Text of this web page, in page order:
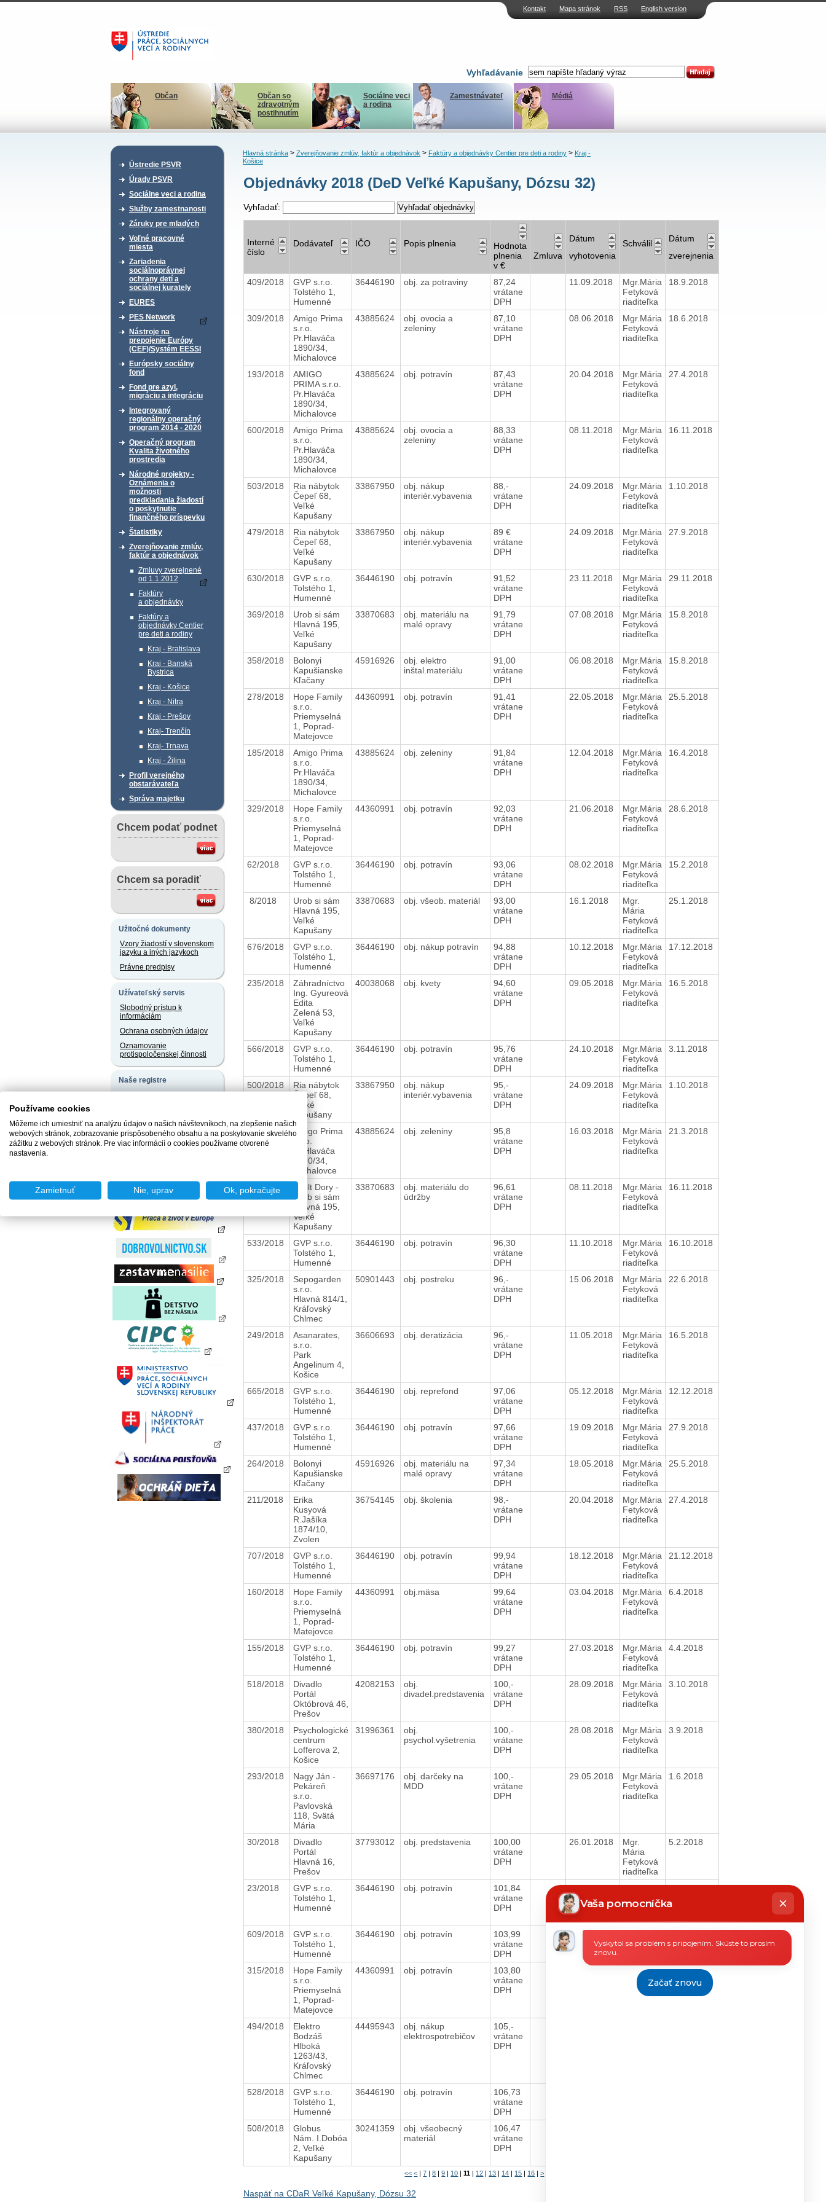
Kontakt Mapa stránok RSS English version
Vyhľadávanie
Občan
Občan so
zdravotným
postihnutím
Sociálne veci
a rodina
Zamestnávateľ Médiá
Ústredie PSVR
Úrady PSVR
Sociálne veci a rodina
Služby zamestnanosti
Záruky pre mladých
Voľné pracovné
miesta
Zariadenia
sociálnoprávnej
ochrany detí a
sociálnej kurately
EURES
PES Network
Nástroje na
prepojenie Európy
(CEF)/Systém EESSI
Európsky sociálny
fond
Fond pre azyl,
migráciu a integráciu
Integrovaný
regionálny operačný
program 2014 - 2020
Operačný program
Kvalita životného
prostredia
Národné projekty -
Oznámenia o
možnosti
predkladania žiadostí
o poskytnutie
finančného príspevku
Štatistiky
Zverejňovanie zmlúv,
faktúr a objednávok
Zmluvy zverejnené
od 1.1.2012
Faktúry
a objednávky
Faktúry a
objednávky Centier
pre deti a rodiny
Kraj - Bratislava
Kraj - Banská
Bystrica
Kraj - Košice
Kraj - Nitra
Kraj - Prešov
Kraj- Trenčín
Kraj- Trnava
Kraj - Žilina
Profil verejného
obstarávateľa
Správa majetku
Chcem podať podnet
Chcem sa poradiť
Užitočné dokumenty
Vzory žiadostí v slovenskom
jazyku a iných jazykoch
Právne predpisy
Užívateľský servis
Slobodný prístup k
informáciám
Ochrana osobných údajov
Oznamovanie
protispoločenskej činnosti
Naše registre
Agentúry podporovaného
zamestnávania
Agentúry dočasného
Chránené dielne a
chránené pracoviská
Hlavná stránka> Zverejňovanie zmlúv, faktúr a objednávok> Faktúry a objednávky Centier pre deti a rodiny> Kraj -
Košice
Objednávky 2018 (DeD Veľké Kapušany, Dózsu 32)
Vyhľadať:
Interné
číslo
Dodávateľ IČO Popis plnenia
Hodnota
plnenia
v €
Zmluva
Dátum
vyhotovenia
Schválil
Dátum
zverejnenia
409/2018
GVP s.r.o.
Tolstého 1,
Humenné
36446190 obj. za potraviny
87,24
vrátane
DPH
11.09.2018
Mgr.Mária
Fetyková
riaditeľka
18.9.2018
309/2018
Amigo Prima
s.r.o.
Pr.Hlaváča
1890/34,
Michalovce
43885624
obj. ovocia a
zeleniny
87,10
vrátane
DPH
08.06.2018
Mgr.Mária
Fetyková
riaditeľka
18.6.2018
193/2018
AMIGO
PRIMA s.r.o.
Pr.Hlaváča
1890/34,
Michalovce
43885624 obj. potravín
87,43
vrátane
DPH
20.04.2018
Mgr.Mária
Fetyková
riaditeľka
27.4.2018
600/2018
Amigo Prima
s.r.o.
Pr.Hlaváča
1890/34,
Michalovce
43885624
obj. ovocia a
zeleniny
88,33
vrátane
DPH
08.11.2018
Mgr.Mária
Fetyková
riaditeľka
16.11.2018
503/2018
Ria nábytok
Čepeľ 68,
Veľké
Kapušany
33867950
obj. nákup
interiér.vybavenia
88,-
vrátane
DPH
24.09.2018
Mgr.Mária
Fetyková
riaditeľka
1.10.2018
479/2018
Ria nábytok
Čepeľ 68,
Veľké
Kapušany
33867950
obj. nákup
interiér.vybavenia
89 €
vrátane
DPH
24.09.2018
Mgr.Mária
Fetyková
riaditeľka
27.9.2018
630/2018
GVP s.r.o.
Tolstého 1,
Humenné
36446190 obj. potravín
91,52
vrátane
DPH
23.11.2018
Mgr.Mária
Fetyková
riaditeľka
29.11.2018
369/2018
Urob si sám
Hlavná 195,
Veľké
Kapušany
33870683
obj. materiálu na
malé opravy
91,79
vrátane
DPH
07.08.2018
Mgr.Mária
Fetyková
riaditeľka
15.8.2018
358/2018
Bolonyi
Kapušianske
Kľačany
45916926
obj. elektro
inštal.materiálu
91,00
vrátane
DPH
06.08.2018
Mgr.Mária
Fetyková
riaditeľka
15.8.2018
278/2018
Hope Family
s.r.o.
Priemyselná
1, Poprad-
Matejovce
44360991 obj. potravín
91,41
vrátane
DPH
22.05.2018
Mgr.Mária
Fetyková
riaditeľka
25.5.2018
185/2018
Amigo Prima
s.r.o.
Pr.Hlaváča
1890/34,
Michalovce
43885624 obj. zeleniny
91,84
vrátane
DPH
12.04.2018
Mgr.Mária
Fetyková
riaditeľka
16.4.2018
329/2018
Hope Family
s.r.o.
Priemyselná
1, Poprad-
Matejovce
44360991 obj. potravín
92,03
vrátane
DPH
21.06.2018
Mgr.Mária
Fetyková
riaditeľka
28.6.2018
62/2018
GVP s.r.o.
Tolstého 1,
Humenné
36446190 obj. potravín
93,06
vrátane
DPH
08.02.2018
Mgr.Mária
Fetyková
riaditeľka
15.2.2018
8/2018
Urob si sám
Hlavná 195,
Veľké
Kapušany
33870683 obj. všeob. materiál
93,00
vrátane
DPH
16.1.2018
Mgr.
Mária
Fetyková
riaditeľka
25.1.2018
676/2018
GVP s.r.o.
Tolstého 1,
Humenné
36446190 obj. nákup potravín
94,88
vrátane
DPH
10.12.2018
Mgr.Mária
Fetyková
riaditeľka
17.12.2018
235/2018
Záhradníctvo
Ing. Gyureová
Edita
Zelená 53,
Veľké
Kapušany
40038068 obj. kvety
94,60
vrátane
DPH
09.05.2018
Mgr.Mária
Fetyková
riaditeľka
16.5.2018
566/2018
GVP s.r.o.
Tolstého 1,
Humenné
36446190 obj. potravín
95,76
vrátane
DPH
24.10.2018
Mgr.Mária
Fetyková
riaditeľka
3.11.2018
500/2018
Ria nábytok
Čepeľ 68,
Veľké
Kapušany
33867950
obj. nákup
interiér.vybavenia
95,-
vrátane
DPH
24.09.2018
Mgr.Mária
Fetyková
riaditeľka
1.10.2018
132/2018
Amigo Prima
s.r.o.
Pr.Hlaváča
1890/34,
Michalovce
43885624 obj. zeleniny
95,8
vrátane
DPH
16.03.2018
Mgr.Mária
Fetyková
riaditeľka
21.3.2018
596/2018
Zsolt Dory -
Urob si sám
Hlavná 195,
Veľké
Kapušany
33870683
obj. materiálu do
údržby
96,61
vrátane
DPH
08.11.2018
Mgr.Mária
Fetyková
riaditeľka
16.11.2018
533/2018
GVP s.r.o.
Tolstého 1,
Humenné
36446190 obj. potravín
96,30
vrátane
DPH
11.10.2018
Mgr.Mária
Fetyková
riaditeľka
16.10.2018
325/2018
Sepogarden
s.r.o.
Hlavná 814/1,
Kráľovský
Chlmec
50901443 obj. postreku
96,-
vrátane
DPH
15.06.2018
Mgr.Mária
Fetyková
riaditeľka
22.6.2018
249/2018
Asanarates,
s.r.o.
Park
Angelinum 4,
Košice
36606693 obj. deratizácia
96,-
vrátane
DPH
11.05.2018
Mgr.Mária
Fetyková
riaditeľka
16.5.2018
665/2018
GVP s.r.o.
Tolstého 1,
Humenné
36446190 obj. reprefond
97,06
vrátane
DPH
05.12.2018
Mgr.Mária
Fetyková
riaditeľka
12.12.2018
437/2018
GVP s.r.o.
Tolstého 1,
Humenné
36446190 obj. potravín
97,66
vrátane
DPH
19.09.2018
Mgr.Mária
Fetyková
riaditeľka
27.9.2018
264/2018
Bolonyi
Kapušianske
Kľačany
45916926
obj. materiálu na
malé opravy
97,34
vrátane
DPH
18.05.2018
Mgr.Mária
Fetyková
riaditeľka
25.5.2018
211/2018
Erika
Kusyová
R.Jašíka
1874/10,
Zvolen
36754145 obj. školenia
98,-
vrátane
DPH
20.04.2018
Mgr.Mária
Fetyková
riaditeľka
27.4.2018
707/2018
GVP s.r.o.
Tolstého 1,
Humenné
36446190 obj. potravín
99,94
vrátane
DPH
18.12.2018
Mgr.Mária
Fetyková
riaditeľka
21.12.2018
160/2018
Hope Family
s.r.o.
Priemyselná
1, Poprad-
Matejovce
44360991 obj.mäsa
99,64
vrátane
DPH
03.04.2018
Mgr.Mária
Fetyková
riaditeľka
6.4.2018
155/2018
GVP s.r.o.
Tolstého 1,
Humenné
36446190 obj. potravín
99,27
vrátane
DPH
27.03.2018
Mgr.Mária
Fetyková
riaditeľka
4.4.2018
518/2018
Divadlo
Portál
Októbrová 46,
Prešov
42082153
obj.
divadel.predstavenia
100,-
vrátane
DPH
28.09.2018
Mgr.Mária
Fetyková
riaditeľka
3.10.2018
380/2018
Psychologické
centrum
Lofferova 2,
Košice
31996361
obj.
psychol.vyšetrenia
100,-
vrátane
DPH
28.08.2018
Mgr.Mária
Fetyková
riaditeľka
3.9.2018
293/2018
Nagy Ján -
Pekáreň
s.r.o.
Pavlovská
118, Svätá
Mária
36697176
obj. darčeky na
MDD
100,-
vrátane
DPH
29.05.2018
Mgr.Mária
Fetyková
riaditeľka
1.6.2018
30/2018
Divadlo
Portál
Hlavná 16,
Prešov
37793012 obj. predstavenia
100,00
vrátane
DPH
26.01.2018
Mgr.
Mária
Fetyková
riaditeľka
5.2.2018
23/2018
GVP s.r.o.
Tolstého 1,
Humenné
36446190 obj. potravín
101,84
vrátane
DPH
25.01.2018
Mgr.
Fetyková
5.2.2018
609/2018
GVP s.r.o.
Tolstého 1,
Humenné
36446190 obj. potravín
103,99
vrátane
DPH
15.11.2018
Fetyková
315/2018
Hope Family
s.r.o.
Priemyselná
1, Poprad-
Matejovce
44360991 obj. potravín
103,80
vrátane
DPH
Mgr.Mária
Fetyková
riaditeľka
18.6.2018
494/2018
Elektro
Bodzáš
Hlboká
1263/43,
Kráľovský
Chlmec
44495943
obj. nákup
elektrospotrebičov
105,-
vrátane
DPH
528/2018
GVP s.r.o.
Tolstého 1,
Humenné
36446190 obj. potravín
106,73
vrátane
DPH
508/2018
Globus
Nám. I.Dobóa
2, Veľké
Kapušany
30241359
obj. všeobecný
materiál
106,47
vrátane
DPH
<< < |7 |8 |9 | 10 |11 | 12 | 13 | 14 | 15 | 16 |>
Naspäť na CDaR Veľké Kapušany, Dózsu 32
Vaša pomocníčka
Chatbot
píše
Vyskytol sa problém s pripojením. Skúste to prosím
znovu.
Začať znovu
Používame cookies
Môžeme ich umiestniť na analýzu údajov o našich návštevníkoch, na zlepšenie našich
webových stránok, zobrazovanie prispôsobeného obsahu a na poskytovanie skvelého
zážitku z webových stránok. Pre viac informácií o cookies používame otvorené
nastavenia.
Zamietnuť Nie, uprav Ok, pokračujte